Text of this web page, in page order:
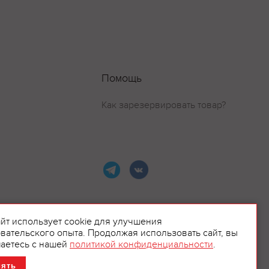
Помощь
Как зарезервировать товар?
использует cookie для улучшения
опыта. Продолжая использовать сайт, вы
с нашей политикой конфиденциальности.